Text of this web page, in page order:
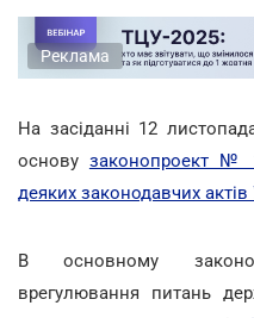
Реклама
На засіданні 12
основу законопроект №
деяких законодавчих актів
В основному
врегулювання питань